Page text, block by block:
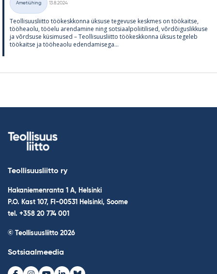
Kategooriad
Ametiühing
13.8.2024
Teol­li­suus­liitto töö­kesk­konna ük­suse te­ge­vuse kesk­mes on töö­kaitse,
töö­heaolu, töö­elu aren­da­mine ning sot­si­aal­po­lii­ti­li­sed, võrdõi­gus­lik­kuse
ja võrd­suse kü­si­mused – Teol­li­suus­liitto töö­kesk­konna ük­sus te­ge­leb
töö­kaitse ja töö­heaolu eden­da­mi­sega...
Teollisuusliitto ry
Hakaniemenranta 1 A, Helsinki
P.O. Kast 107, FI-00531 Helsinki, Soome
tel. +358 20 774 001
© Teollisuusliitto 2026
Sotsiaalmeedia